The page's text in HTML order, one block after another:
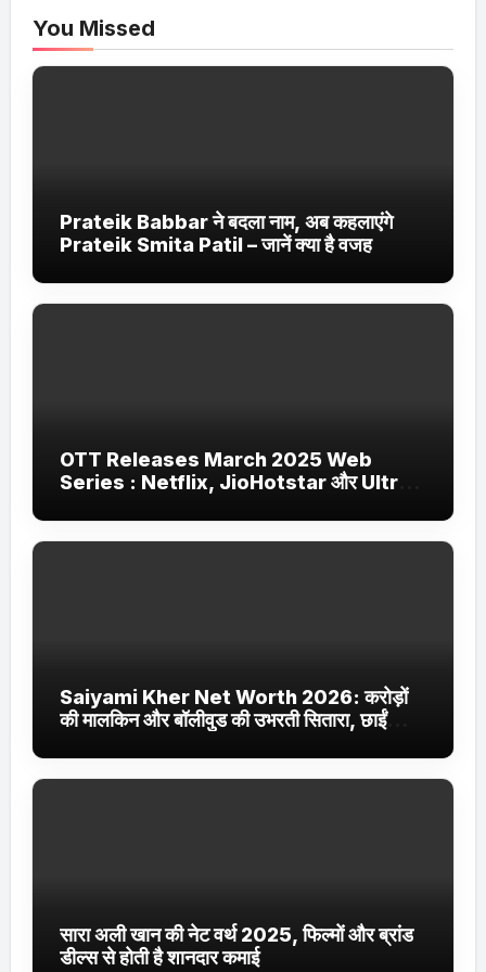
You Missed
Prateik Babbar ने बदला नाम, अब कहलाएंगे
Prateik Smita Patil – जानें क्या है वजह
OTT Releases March 2025 Web
Series : Netflix, JioHotstar और Ultra
Saiyami Kher Net Worth 2026: करोड़ों
की मालकिन और बॉलीवुड की उभरती सितारा, छाईं
सारा अली खान की नेट वर्थ 2025, फिल्मों और ब्रांड
डील्स से होती है शानदार कमाई